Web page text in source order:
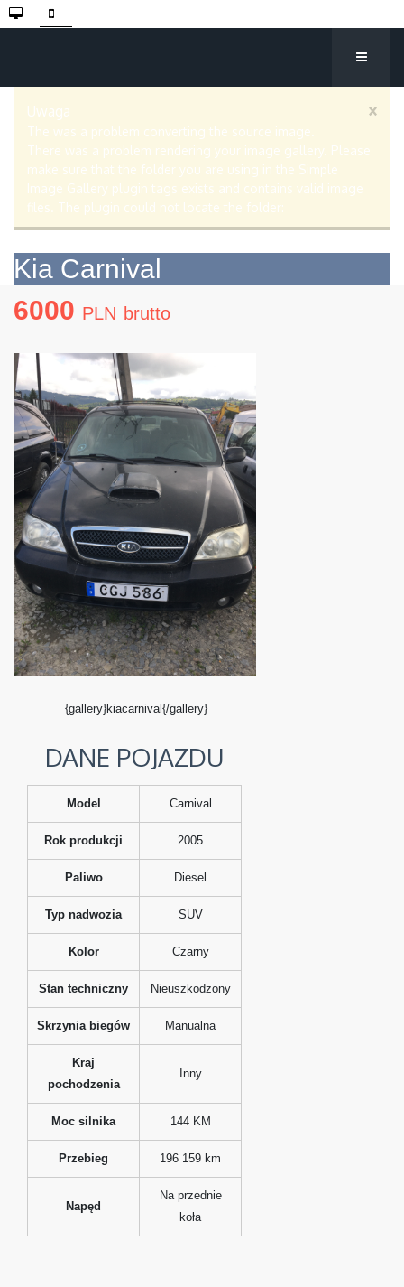
×
Uwaga
The was a problem converting the source image.
There was a problem rendering your image gallery. Please
make sure that the folder you are using in the Simple
Image Gallery plugin tags exists and contains valid image
files. The plugin could not locate the folder:
Kia Carnival
6000 PLN brutto
{gallery}kiacarnival{/gallery}
DANE POJAZDU
Model Carnival
Rok produkcji 2005
Paliwo Diesel
Typ nadwozia SUV
Kolor Czarny
Stan techniczny Nieuszkodzony
Skrzynia biegów Manualna
Kraj
pochodzenia
Inny
Moc silnika 144 KM
Przebieg 196 159 km
Napęd
Na przednie
koła